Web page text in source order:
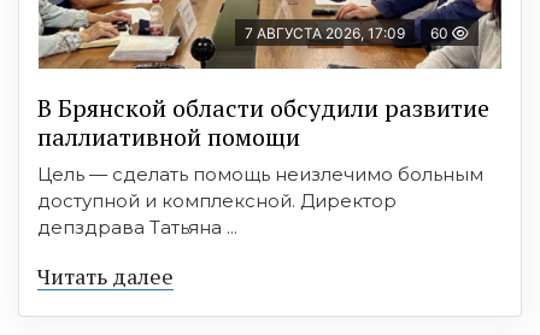
7 АВГУСТА 2026, 17:09 60
В Брянской области обсудили развитие
паллиативной помощи
Цель — сделать помощь неизлечимо больным
доступной и комплексной. Директор
депздрава Татьяна ...
Читать далее